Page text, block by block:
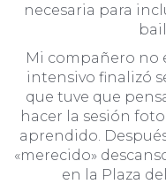
necesaria para
Mi compañero no
intensivo finalizó
que tuve que
hacer la sesión
aprendido.
«merecido»
en la Plaza